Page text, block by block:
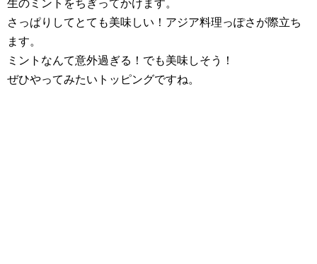
生のミントをちぎってかけます。
さっぱりしてとても美味しい！アジア料理っぽさが際立ち
ます。
ミントなんて意外過ぎる！でも美味しそう！
ぜひやってみたいトッピングですね。